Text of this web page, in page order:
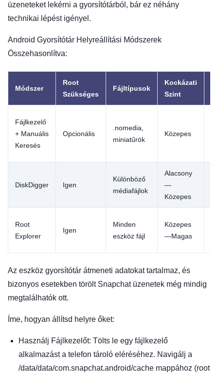
üzeneteket lekérni a gyorsítótárból, bár ez néhány
technikai lépést igényel.
Android Gyorsítótár Helyreállítási Módszerek
Összehasonlítva:
Módszer
Root
Szükséges
Fájltípusok
Kockázati
Szint
Fájlkezelő
+ Manuális
Keresés
Opcionális
.nomedia,
miniatűrök
Közepes
DiskDigger Igen
Különböző
médiafájlok
Alacsony
—
Közepes
Root
Explorer
Igen
Minden
eszköz fájl
Közepes
—Magas
Az eszköz gyorsítótár átmeneti adatokat tartalmaz, és
bizonyos esetekben törölt Snapchat üzenetek még mindig
megtalálhatók ott.
Íme, hogyan állítsd helyre őket:
Használj Fájlkezelőt: Tölts le egy fájlkezelő
alkalmazást a telefon tároló eléréséhez. Navigálj a
/data/data/com.snapchat.android/cache mappához (root